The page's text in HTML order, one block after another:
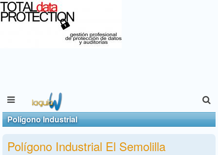
Polígono Industrial
Polígono Industrial El Semolilla